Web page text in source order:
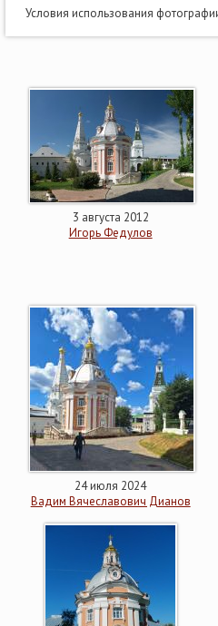
Условия использования
3 августа 2012
Игорь Федулов
24 июля 2024
Вадим Вячеславович Дианов